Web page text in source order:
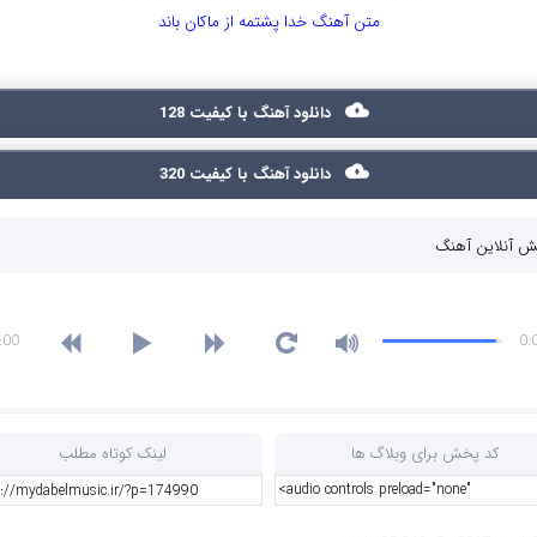
متن آهنگ خدا پشتمه از ماکان باند
دانلود آهنگ با کیفیت 128
دانلود آهنگ با کیفیت 320
آنلاین آهنگ
کد پخش برای وبلاگ ها لینک کوتاه مطلب